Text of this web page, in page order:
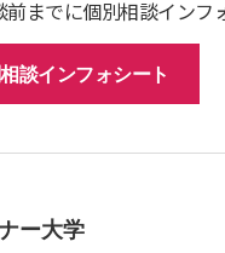
前までに個別相談インフ
談インフォシート
ー大学